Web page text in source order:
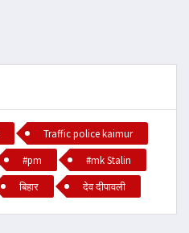
Traffic police kaimur
#pm
#mk Stalin
बिहार देव दीपावली